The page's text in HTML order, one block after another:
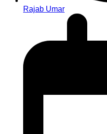
Rajab Umar